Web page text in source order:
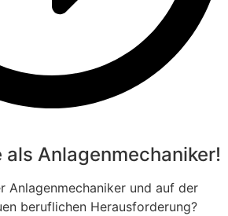
als Anlagenmechaniker!
Anlagenmechaniker und auf der
beruflichen Herausforderung?